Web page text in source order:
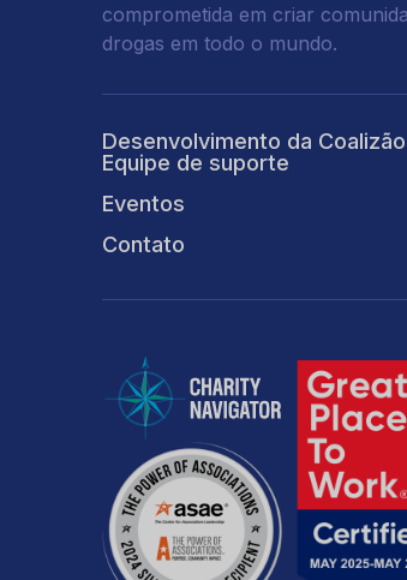
comprometida em criar
drogas em todo o mundo.
Desenvolvimento da Coalizão
Equipe de suporte
Eventos
Contato